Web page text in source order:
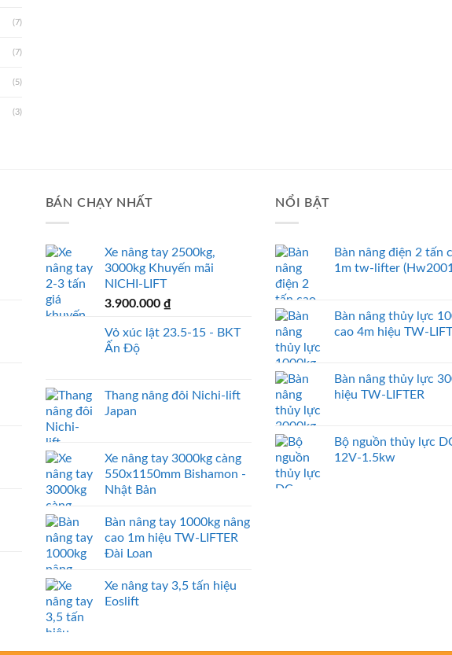
(7)
(7)
(5)
(3)
BÁN CHẠY NHẤT
Xe nâng tay 2500kg,
3000kg Khuyến mãi
NICHI-LIFT
3.900.000 ₫
Vỏ xúc lật 23.5-15 - BKT
Ấn Độ
Thang nâng đôi Nichi-lift
Japan
Xe nâng tay 3000kg càng
550x1150mm Bishamon -
Nhật Bản
Bàn nâng tay 1000kg nâng
cao 1m hiệu TW-LIFTER
Đài Loan
Xe nâng tay 3,5 tấn hiệu
Eoslift
NỔI BẬT
Bàn nâng điện 2 tấn
1m tw-lifter
Bàn nâng thủy lực
cao 4m hiệu TW-
Bàn nâng thủy lực
hiệu TW-LIFTER
Bộ nguồn thủy lực
12V-1.5kw